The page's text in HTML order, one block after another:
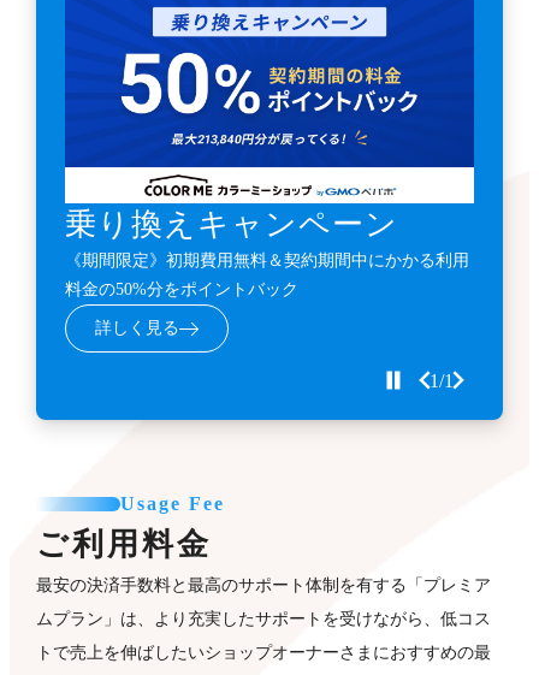
乗り換えキャンペーン
《期間限定》初期費用無料＆契約期間中にかかる利用
料金の50%分をポイントバック
詳しく見る
1/1
Usage Fee
ご利用料金
最安の決済手数料と最高のサポート体制を有する「プレミア
ムプラン」は、より充実したサポートを受けながら、低コス
トで売上を伸ばしたいショップオーナーさまにおすすめの最